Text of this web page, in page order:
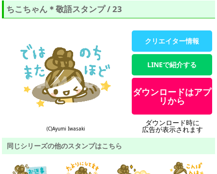
ちこちゃん＊敬語スタンプ / 23
(C)Ayumi Iwasaki
クリエイター情報
LINEで紹介する
ダウンロードはアプ
リから
ダウンロード時に
広告が表示されます
同じシリーズの他のスタンプはこちら